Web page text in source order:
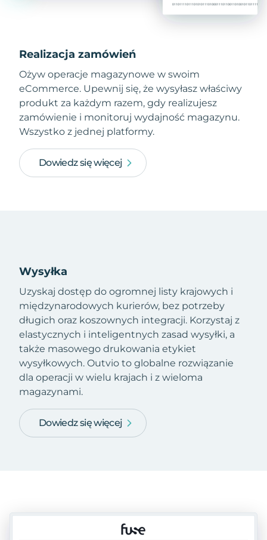
Realizacja zamówień
Ożyw operacje magazynowe w swoim
eCommerce. Upewnij się, że wysyłasz właściwy
produkt za każdym razem, gdy realizujesz
zamówienie i monitoruj wydajność magazynu.
Wszystko z jednej platformy.
Dowiedz się więcej
Wysyłka
Uzyskaj dostęp do ogromnej listy krajowych i
międzynarodowych kurierów, bez potrzeby
długich oraz koszownych integracji. Korzystaj z
elastycznych i inteligentnych zasad wysyłki, a
także masowego drukowania etykiet
wysyłkowych. Outvio to globalne rozwiązanie
dla operacji w wielu krajach i z wieloma
magazynami.
Dowiedz się więcej